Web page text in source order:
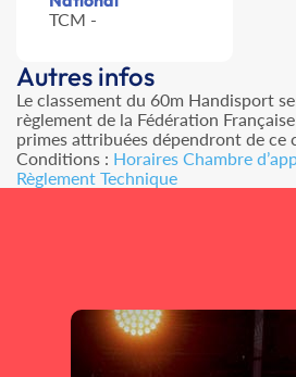
TCM -
Autres infos
Le classement du 60m Handisport
règlement de la Fédération
primes attribuées dépendront de ce
Conditions : Horaires Chambre
Règlement Technique